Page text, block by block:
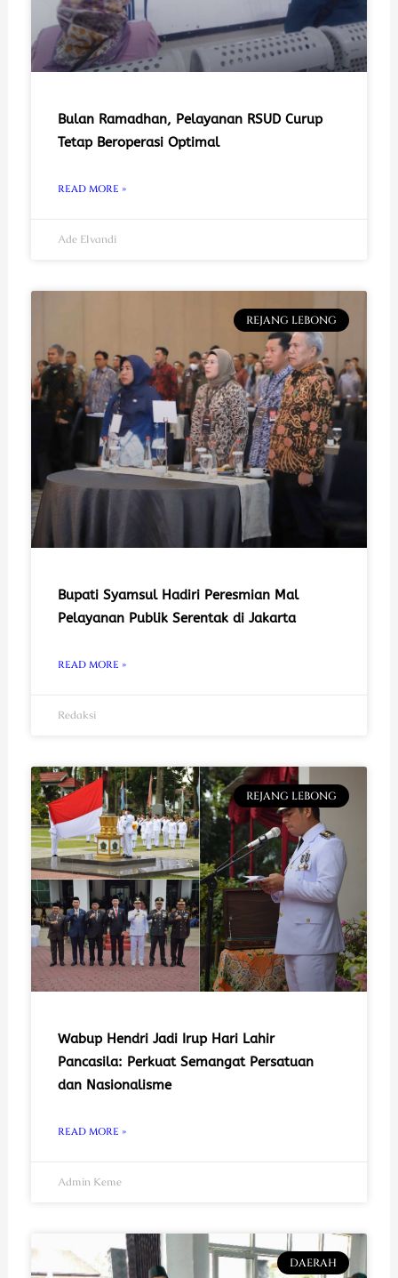
Bulan Ramadhan, Pelayanan RSUD Curup
Tetap Beroperasi Optimal
READ MORE »
Ade Elvandi
REJANG LEBONG
Bupati Syamsul Hadiri Peresmian Mal
Pelayanan Publik Serentak di Jakarta
READ MORE »
Redaksi
REJANG LEBONG
Wabup Hendri Jadi Irup Hari Lahir
Pancasila: Perkuat Semangat Persatuan
dan Nasionalisme
READ MORE »
Admin Keme
DAERAH